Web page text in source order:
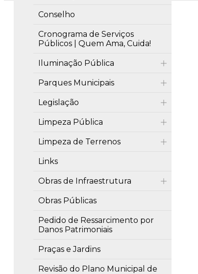
Conselho
Cronograma de Serviços
Públicos | Quem Ama, Cuida!
Iluminação Pública
Parques Municipais
Legislação
Limpeza Pública
Limpeza de Terrenos
Links
Obras de Infraestrutura
Obras Públicas
Pedido de Ressarcimento por
Danos Patrimoniais
Praças e Jardins
Revisão do Plano Municipal de